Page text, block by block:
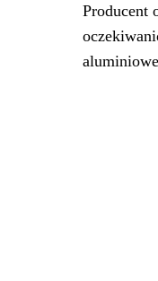
Producent